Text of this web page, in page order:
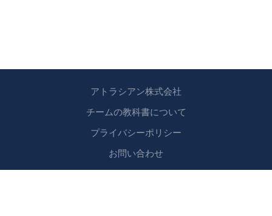
アトラシアン株式会社
チームの教科書について
プライバシーポリシー
お問い合わせ